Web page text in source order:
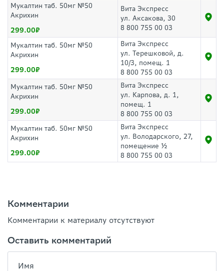
Мукалтин таб. 50мг №50
Акрихин
299.00
Вита Экспресс
ул. Аксакова, 30
8 800 755 00 03
Мукалтин таб. 50мг №50
Акрихин
299.00
Вита Экспресс
ул. Терешковой, д.
10/3, помещ. 1
8 800 755 00 03
Мукалтин таб. 50мг №50
Акрихин
299.00
Вита Экспресс
ул. Карпова, д. 1,
помещ. 1
8 800 755 00 03
Мукалтин таб. 50мг №50
Акрихин
299.00
Вита Экспресс
ул. Володарского, 27,
помещение ½
8 800 755 00 03
Комментарии
Комментарии к материалу отсутствуют
Оставить комментарий
Имя